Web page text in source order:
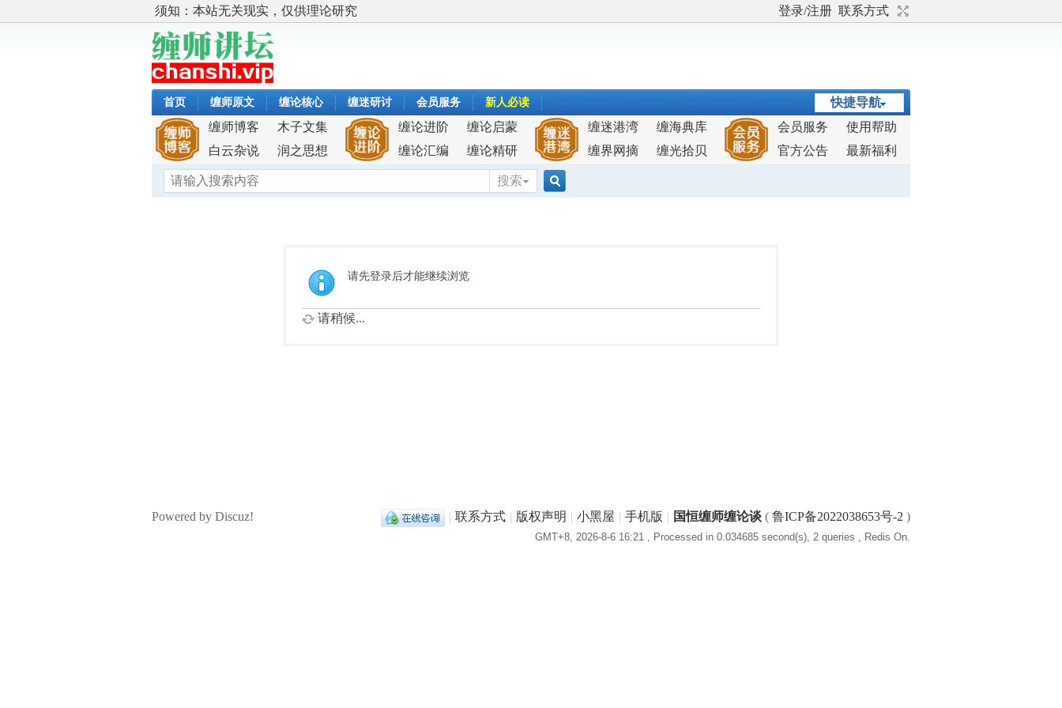
须知：本站无关现实，仅供理论研究 登录/注册 联系方式
快捷导航
首页 缠师原文 缠论核心 缠迷研讨 会员服务 新人必读
缠师博客
木子文集
白云杂说
润之思想
缠论进阶
缠论启蒙
缠论汇编
缠论精研
缠迷港湾
缠海典库
缠界网摘
缠光拾贝
会员服务
使用帮助
官方公告
最新福利
搜索
请先登录后才能继续浏览
请稍候...
| 联系方式 | 版权声明 | 小黑屋 | 手机版 | 国恒缠师缠论谈 ( 鲁ICP备2022038653号-2 )
GMT+8, 2026-8-6 16:21 , Processed in 0.034685 second(s), 2 queries , Redis On.
Powered by Discuz!